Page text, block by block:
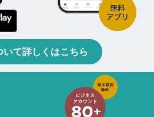
いて詳しくはこちら